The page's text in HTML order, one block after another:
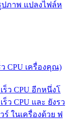
ปภาพ แปลงไฟล์ห
CPU เครื่องคุณ)
ว CPU อีกหนึ่งโ
ว CPU และ ยังรว
ในเครื่องด้วย ฟ